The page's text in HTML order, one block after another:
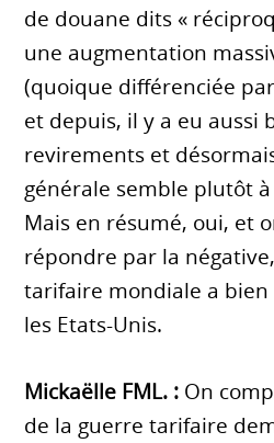
de douane dits «
une augmentation
(quoique différenciée
et depuis, il y a eu aussi
revirements et
générale semble plutôt
Mais en résumé, oui, et
répondre par la
tarifaire mondiale a
les Etats-Unis.
Mickaëlle FML. : On
de la guerre tarifaire